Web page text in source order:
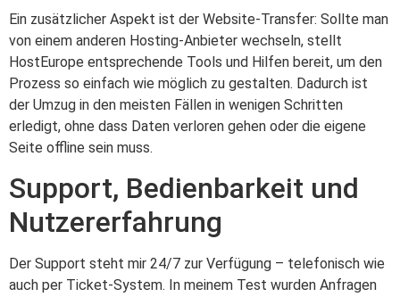
Ein zusätzlicher Aspekt ist der Website-Transfer: Sollte man
von einem anderen Hosting-Anbieter wechseln, stellt
HostEurope entsprechende Tools und Hilfen bereit, um den
Prozess so einfach wie möglich zu gestalten. Dadurch ist
der Umzug in den meisten Fällen in wenigen Schritten
erledigt, ohne dass Daten verloren gehen oder die eigene
Seite offline sein muss.
Support, Bedienbarkeit und
Nutzererfahrung
Der Support steht mir 24/7 zur Verfügung – telefonisch wie
auch per Ticket-System. In meinem Test wurden Anfragen